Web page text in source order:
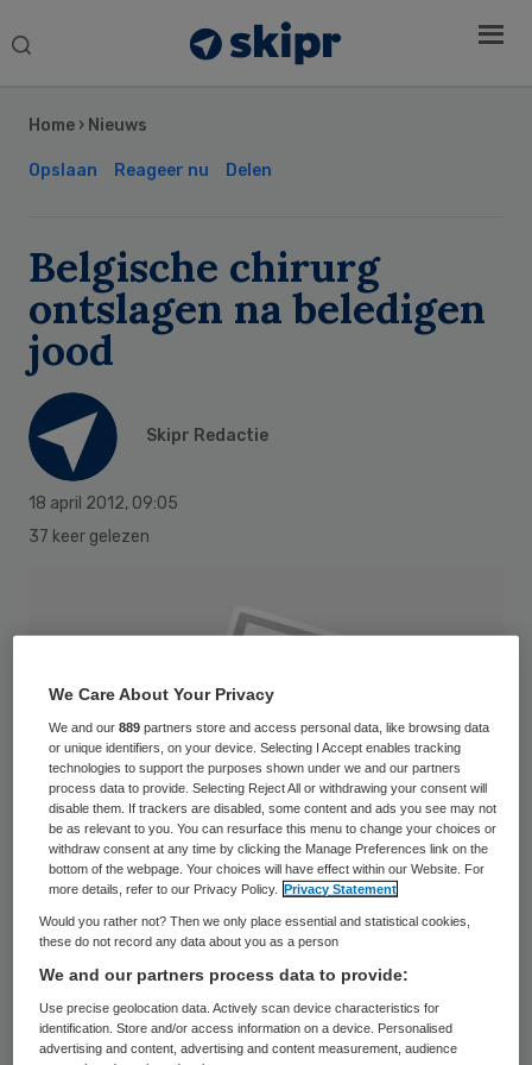
Search
Home › Nieuws
Opslaan Reageer nu Delen
Belgische chirurg
ontslagen na beledigen
jood
Skipr Redactie
18 april 2012, 09:05
37 keer gelezen
Aan het Universitair Ziekenhuis Brussel is
een topchirurg op staande voet ontslagen,
omdat hij tijdens een operatie een joodse
Sidebar
We Care About Your Privacy
We and our889 partners store and access personal data, like browsing data
or unique identifiers, on your device. Selecting I Accept enables tracking
technologies to support the purposes shown under we and our partners
process data to provide. Selecting Reject All or withdrawing your consent will
disable them. If trackers are disabled, some content and ads you see may not
be as relevant to you. You can resurface this menu to change your choices or
withdraw consent at any time by clicking the Manage Preferences link on the
bottom of the webpage. Your choices will have effect within our Website. For
more details, refer to our Privacy Policy.
Privacy Statement
Would you rather not? Then we only place essential and statistical cookies,
these do not record any data about you as a person
We and our partners process data to provide:
Use precise geolocation data. Actively scan device characteristics for
identification. Store and/or access information on a device. Personalised
advertising and content, advertising and content measurement, audience